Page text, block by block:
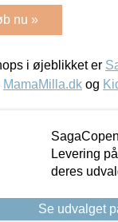
nu »
i øjeblikket er
MamaMilla.dk og
Levering
deres
Se udvalget